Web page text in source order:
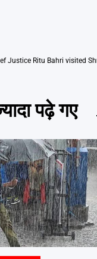
Justice Ritu Bahri visited
पढ़े गए